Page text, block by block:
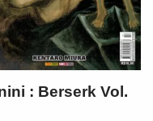
: Berserk Vol.